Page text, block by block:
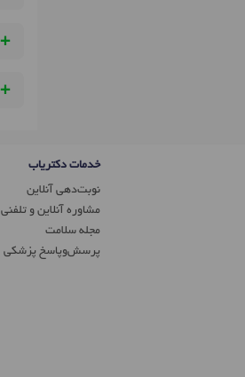
خدمات دکتریاب
نوبت‌دهی آنلاین
مشاوره آنلاین و تلفنی
مجله سلامت
پرسش‌و‌پاسخ پزشکی